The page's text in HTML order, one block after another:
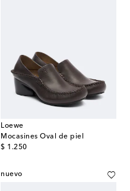
Loewe
Mocasines Oval de piel
$ 1.250
original price
nuevo